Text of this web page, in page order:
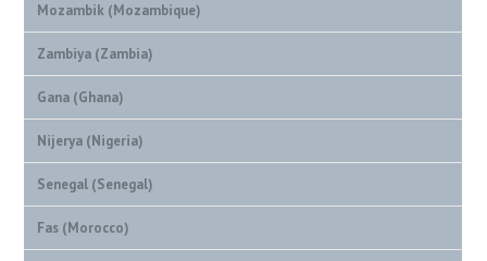
Mozambik (Mozambique)
Zambiya (Zambia)
Gana (Ghana)
Nijerya (Nigeria)
Senegal (Senegal)
Fas (Morocco)